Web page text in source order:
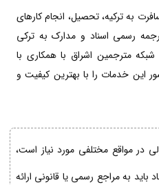
به ترکیه، تحصیل، انجام کارهای
رسمی اسناد و مدارک به ترکی
شبکه مترجمین اشراق با همکاری با
این خدمات را با بهترین کیفیت و
در مواقع مختلفی مورد نیاز است،
باید به مراجع رسمی یا قانونی ارائه